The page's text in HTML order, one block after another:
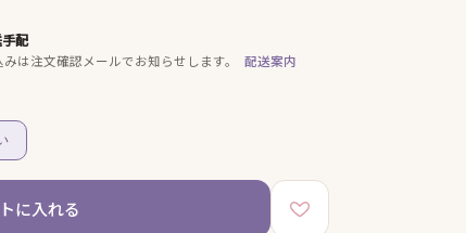
配
は注文確認メールでお知らせします。 配送案内
に入れる